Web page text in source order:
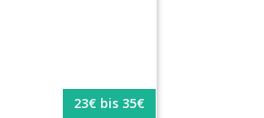
23€ bis 35€